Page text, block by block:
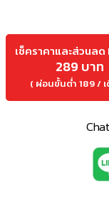
เช็คราคาและส่วนล
289 บาท
( ผ่อนขั้นต่ำ 189 /